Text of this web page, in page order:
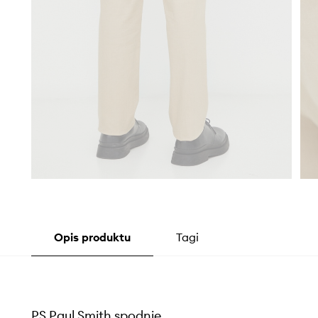
Opis produktu Tagi